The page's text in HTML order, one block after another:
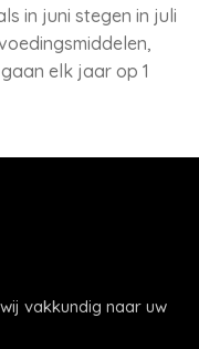
in juni stegen in juli
elk jaar op 1
vakkundig naar uw